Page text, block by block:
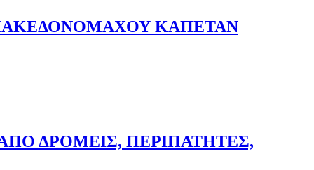
ΚΑΠΕΤΑΝ
ΔΡΟΜΕΙΣ, ΠΕΡΙΠΑΤΗΤΕΣ,